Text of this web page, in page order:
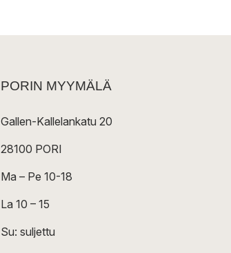
PORIN MYYMÄLÄ
Gallen-Kallelankatu 20
28100 PORI
Ma – Pe 10-18
La 10 – 15
Su: suljettu